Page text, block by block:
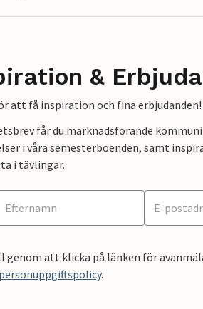
&
att få inspiration och fina erbjudanden!
får du marknadsförande
i våra semesterboenden, samt
i tävlingar.
genom att klicka på länken för
personuppgiftspolicy.